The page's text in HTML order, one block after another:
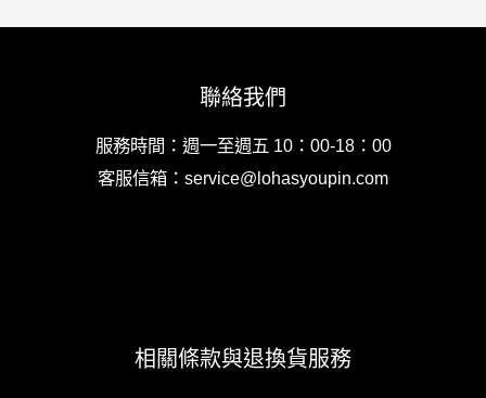
聯絡我們
服務時間：週一至週五 10：00-18：00
客服信箱：service@lohasyoupin.com
相關條款與退換貨服務